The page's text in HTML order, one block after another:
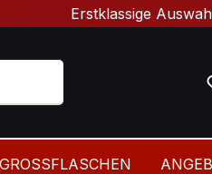
Erstklassige Auswahl,
GROSSFLASCHEN